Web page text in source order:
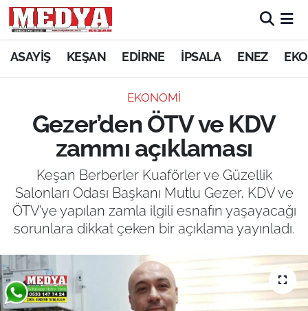
ASAYİŞ KEŞAN EDİRNE İPSALA ENEZ
EKONOMİ
Gezer’den ÖTV ve KDV
zammı açıklaması
Keşan Berberler Kuaförler ve Güzellik
Salonları Odası Başkanı Mutlu Gezer, KDV ve
ÖTV’ye yapılan zamla ilgili esnafın yaşayacağı
sorunlara dikkat çeken bir açıklama yayınladı.
KEŞAN
ASAYİŞ
SİYASET
GÜNDEM
EKONOMİ
SAĞLIK
EĞİTİM